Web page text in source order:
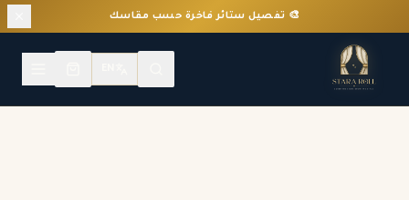
🎨 تفصيل ستائر فاخرة حسب مقاسك